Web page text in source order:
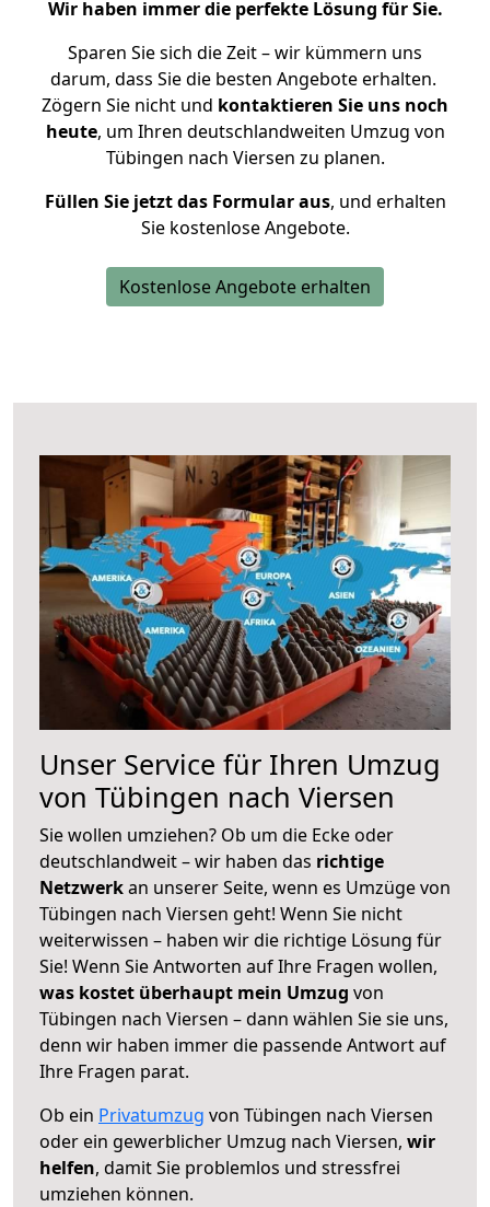
Wir haben immer die perfekte Lösung für Sie.
Sparen Sie sich die Zeit – wir kümmern uns
darum, dass Sie die besten Angebote erhalten.
Zögern Sie nicht und kontaktieren Sie uns noch
heute, um Ihren deutschlandweiten Umzug von
Tübingen nach Viersen zu planen.
Füllen Sie jetzt das Formular aus, und erhalten
Sie kostenlose Angebote.
Kostenlose Angebote erhalten
Unser Service für Ihren Umzug
von Tübingen nach Viersen
Sie wollen umziehen? Ob um die Ecke oder
deutschlandweit – wir haben das richtige
Netzwerkan unserer Seite, wenn es Umzüge von
Tübingen nach Viersen geht! Wenn Sie nicht
weiterwissen – haben wir die richtige Lösung für
Sie! Wenn Sie Antworten auf Ihre Fragen wollen,
was kostet überhaupt mein Umzug von
Tübingen nach Viersen – dann wählen Sie sie uns,
denn wir haben immer die passende Antwort auf
Ihre Fragen parat.
Ob ein Privatumzug von Tübingen nach Viersen
oder ein gewerblicher Umzug nach Viersen, wir
helfen, damit Sie problemlos und stressfrei
umziehen können.